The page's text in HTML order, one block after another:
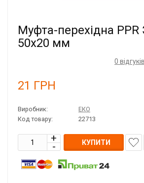
Муфта-перехідна
50x20 мм
0 відгуків
21 ГРН
Виробник:
ЕКО
Код товару:
22713
КУПИТИ